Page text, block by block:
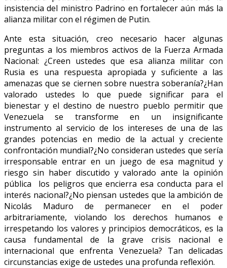
insistencia del ministro Padrino en fortalecer aún más la
alianza militar con el régimen de Putin.
Ante esta situación, creo necesario hacer algunas
preguntas a los miembros activos de la Fuerza Armada
Nacional: ¿Creen ustedes que esa alianza militar con
Rusia es una respuesta apropiada y suficiente a las
amenazas que se ciernen sobre nuestra soberanía?¿Han
valorado ustedes lo que puede significar para el
bienestar y el destino de nuestro pueblo permitir que
Venezuela se transforme en un insignificante
instrumento al servicio de los intereses de una de las
grandes potencias en medio de la actual y creciente
confrontación mundial?¿No consideran ustedes que sería
irresponsable entrar en un juego de esa magnitud y
riesgo sin haber discutido y valorado ante la opinión
pública los peligros que encierra esa conducta para el
interés nacional?¿No piensan ustedes que la ambición de
Nicolás Maduro de permanecer en el poder
arbitrariamente, violando los derechos humanos e
irrespetando los valores y principios democráticos, es la
causa fundamental de la grave crisis nacional e
internacional que enfrenta Venezuela? Tan delicadas
circunstancias exige de ustedes una profunda reflexión.